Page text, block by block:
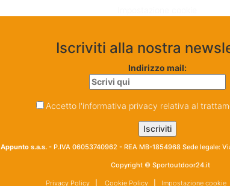
Iscriviti alla nostra
Indirizzo mail:
Accetto l'informativa privacy relativa al
Appunto s.a.s. - P.IVA 06053740962 - REA MB-1854968 Sede legale:
Copyright © Sportoutdoor24.it
Privacy Policy| Cookie Policy| Impostazione cookie